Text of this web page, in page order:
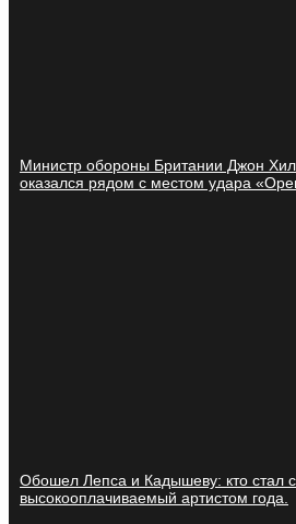
Министр обороны Британии Джон
оказался рядом с местом удара
Обошел Лепса и Кадышеву: кто стал
высокооплачиваемый артистом года.